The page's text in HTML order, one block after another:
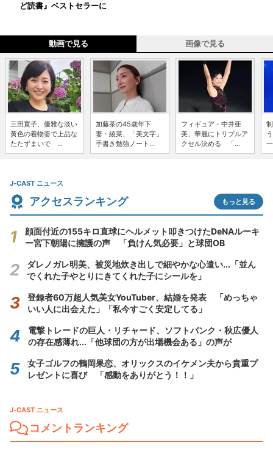
ど読書』ベストセラーに
動画で見る 画像で見る
三田寛子、優雅な淡い
黄色の着物姿で上品な
たたずまいで ...
加藤茶の45歳年下
妻・綾菜、「美文字」
手書き勉強ノート...
フィギュア・中井亜
美、華麗にトリプルア
クセル決める 「...
J-CAST ニュース
アクセスランキング もっと見る
顔面付近の155キロ直球にヘルメット叩きつけたDeNAルーキ
ー宮下朝陽に擁護の声 「負けん気必要」と球団OB
ダレノガレ明美、被災地炊き出しで細やかな心遣い...「並ん
でくれた子やとりにきてくれた子にシールを」
登録者60万超人気美女YouTuber、結婚を発表 「めっちゃ
いい人に出会えた」「私今すごく安定してる」
電撃トレードの巨人・リチャード、ソフトバンク・秋広優人
の存在感薄れ...「他球団の方が出場機会ある」の声が
女子ゴルフの鶴岡果恋、オリックスのイケメン夫から貴重プ
レゼントに喜び 「感動をありがとう！！」
J-CAST ニュース
コメントランキング